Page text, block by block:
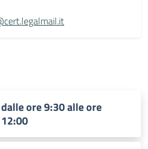
dalle ore 9:30 alle ore
12:00